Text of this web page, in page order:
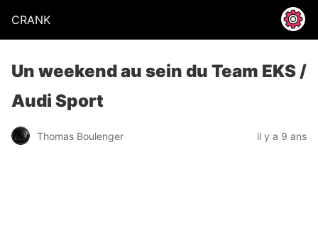
CRANK
Un weekend au sein du Team EKS /
Audi Sport
Thomas Boulenger il y a 9 ans